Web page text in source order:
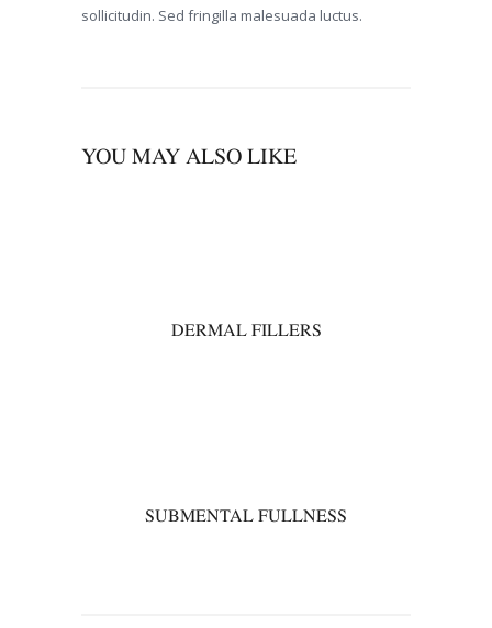
sollicitudin. Sed fringilla malesuada luctus.
YOU MAY ALSO LIKE
DERMAL FILLERS
SUBMENTAL FULLNESS